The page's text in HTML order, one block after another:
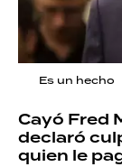
Es un hecho
Cayó Fred
declaró
quien le